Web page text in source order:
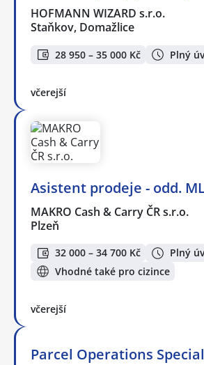
HOFMANN WIZARD s.r.o.
Staňkov, Domažlice
28 950 – 35 000 Kč Plný
včerejší
Asistent prodeje - odd.
MAKRO Cash & Carry ČR s.r.o.
Plzeň
32 000 – 34 700 Kč
Plný
Vhodné také pro cizince
včerejší
Parcel Operations